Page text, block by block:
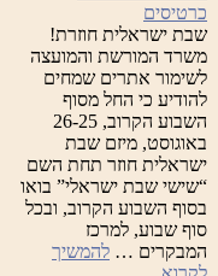
כרטיסים
שבת ישראלית חוזרת!
משרד המורשת והמועצה
לשימור אתרים שמחים
להודיע כי החל מסוף
השבוע הקרוב, 26-25
באוגוסט, מיזם שבת
ישראלית חוזר תחת השם
“שישי שבת ישראלי” בואו
בסוף השבוע הקרוב, ובכל
סוף שבוע, למרכז
המבקרים … להמשיך